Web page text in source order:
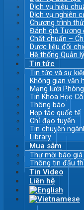
Dịch vụ hiệu
Dịch vụ nghiên
Chương trình
Đánh giá Tương
Chất chuẩn –
Dược liệu đối
Hệ thống Quản
Tin tức
Tin tức và sự
Không gian văn
Mạng lưới
Tin Khoa Học
Thông báo
Hợp tác quốc tế
Chỉ đạo tuyến
Tin chuyên
Library
Mua sắm
Thư mời báo giá
Thông tin đấu
Tin Video
Liên hệ